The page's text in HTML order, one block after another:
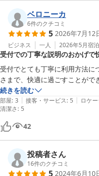
ベロニーカ
6件のクチコミ
5 2026年7月12
ビジネス 一人 2026年5月宿泊
受付での丁寧な説明のおかげで
受付でとても丁寧に利用方法に
さまで、快適に過ごすことがで
続きを読む
部屋: 3 | 接客・サービス: 5 | ロケ
清潔さ: 5
42
投稿者さん
16件のクチコミ
5 2024年6月10